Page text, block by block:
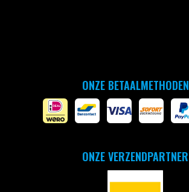
ONZE BETAALMETHODEN
ONZE VERZENDPARTNER